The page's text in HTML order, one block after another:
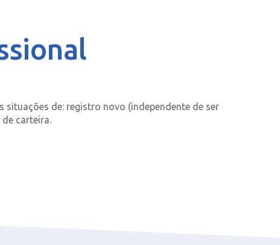
de: registro novo (independente de ser
carteira.